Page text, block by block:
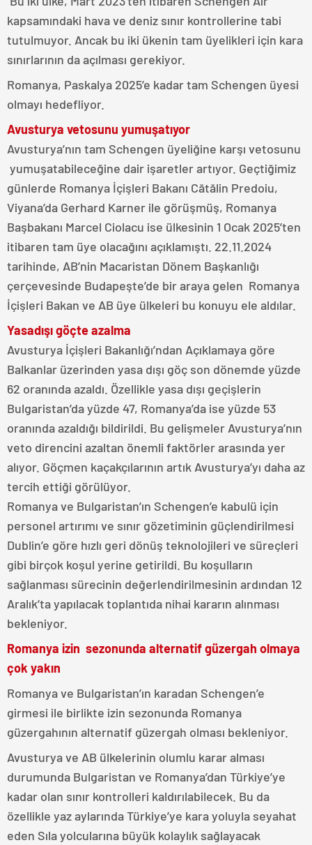
kapsamındaki hava ve deniz sınır kontrollerine tabi
tutulmuyor. Ancak bu iki ükenin tam üyelikleri için kara
sınırlarının da açılması gerekiyor.
Romanya, Paskalya 2025’e kadar tam Schengen üyesi
olmayı hedefliyor.
Avusturya vetosunu yumuşatıyor
Avusturya’nın tam Schengen üyeliğine karşı vetosunu
yumuşatabileceğine dair işaretler artıyor. Geçtiğimiz
günlerde Romanya İçişleri Bakanı Cătălin Predoiu,
Viyana’da Gerhard Karner ile görüşmüş, Romanya
Başbakanı Marcel Ciolacu ise ülkesinin 1 Ocak 2025’ten
itibaren tam üye olacağını açıklamıştı. 22.11.2024
tarihinde, AB’nin Macaristan Dönem Başkanlığı
çerçevesinde Budapeşte’de bir araya gelen Romanya
İçişleri Bakan ve AB üye ülkeleri bu konuyu ele aldılar.
Yasadışı göçte azalma
Avusturya İçişleri Bakanlığı’ndan Açıklamaya göre
Balkanlar üzerinden yasa dışı göç son dönemde yüzde
62 oranında azaldı. Özellikle yasa dışı geçişlerin
Bulgaristan’da yüzde 47, Romanya’da ise yüzde 53
oranında azaldığı bildirildi. Bu gelişmeler Avusturya’nın
veto direncini azaltan önemli faktörler arasında yer
alıyor. Göçmen kaçakçılarının artık Avusturya’yı daha az
tercih ettiği görülüyor.
Romanya ve Bulgaristan’ın Schengen’e kabulü için
personel artırımı ve sınır gözetiminin güçlendirilmesi
Dublin’e göre hızlı geri dönüş teknolojileri ve süreçleri
gibi birçok koşul yerine getirildi. Bu koşulların
sağlanması sürecinin değerlendirilmesinin ardından 12
Aralık’ta yapılacak toplantıda nihai kararın alınması
bekleniyor.
Romanya izin sezonunda alternatif güzergah olmaya
çok yakın
Romanya ve Bulgaristan’ın karadan Schengen’e
girmesi ile birlikte izin sezonunda Romanya
güzergahının alternatif güzergah olması bekleniyor.
Avusturya ve AB ülkelerinin olumlu karar alması
durumunda Bulgaristan ve Romanya’dan Türkiye’ye
kadar olan sınır kontrolleri kaldırılabilecek. Bu da
özellikle yaz aylarında Türkiye’ye kara yoluyla seyahat
eden Sıla yolcularına büyük kolaylık sağlayacak